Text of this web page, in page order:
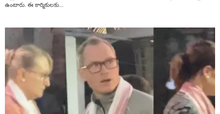
ఉంటారు. ఈ కార్మికులకు...